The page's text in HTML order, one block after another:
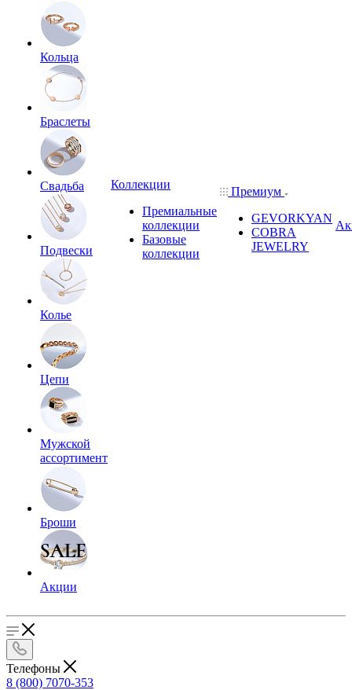
Кольца
Браслеты
Свадьба
Подвески
Колье
Цепи
Мужской
ассортимент
Броши
Акции
Коллекции
Премиальные
коллекции
Базовые
коллекции
Премиум
GEVORKYAN
COBRA
JEWELRY
Телефоны
8 (800) 7070-353